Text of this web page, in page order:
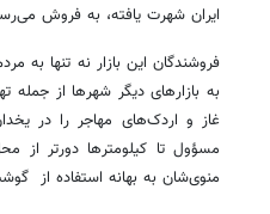
ایران شهرت یافته، به فروش
فروشندگان این بازار نه تنها
به بازارهای دیگر شهرها از جمله
غاز و اردک‌های مهاجر را در
مسؤول تا کیلومترها دورتر از
منوی‌شان‌ به بهانه استفاده از